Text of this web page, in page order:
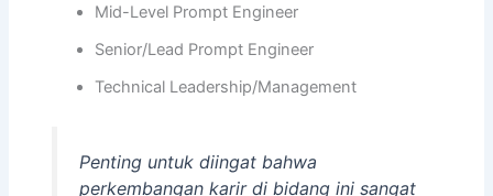
Mid-Level Prompt Engineer
Senior/Lead Prompt Engineer
Technical Leadership/Management
Penting untuk diingat bahwa
perkembangan karir di bidang ini sangat